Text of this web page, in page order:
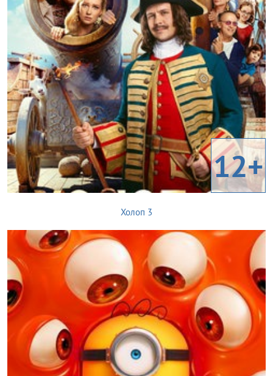
12+
Холоп 3